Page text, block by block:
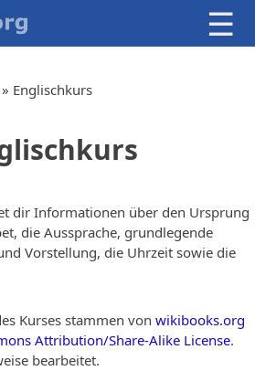
☰
Englischkurs
dir Informationen über den Ursprung
die Aussprache, grundlegende
Vorstellung, die Uhrzeit sowie die
Kurses stammen vonwikibooks.org
Attribution/Share-Alike License.
bearbeitet.